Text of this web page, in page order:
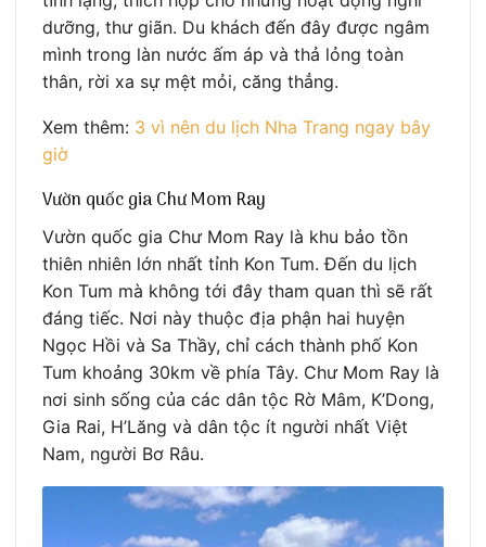
dưỡng, thư giãn. Du khách đến đây được ngâm
mình trong làn nước ấm áp và thả lỏng toàn
thân, rời xa sự mệt mỏi, căng thẳng.
Xem thêm: 3 vì nên du lịch Nha Trang ngay bây
giờ
Vườn quốc gia Chư Mom Ray
Vườn quốc gia Chư Mom Ray là khu bảo tồn
thiên nhiên lớn nhất tỉnh Kon Tum. Đến du lịch
Kon Tum mà không tới đây tham quan thì sẽ rất
đáng tiếc. Nơi này thuộc địa phận hai huyện
Ngọc Hồi và Sa Thầy, chỉ cách thành phố Kon
Tum khoảng 30km về phía Tây. Chư Mom Ray là
nơi sinh sống của các dân tộc Rờ Mâm, K’Dong,
Gia Rai, H’Lăng và dân tộc ít người nhất Việt
Nam, người Bơ Râu.